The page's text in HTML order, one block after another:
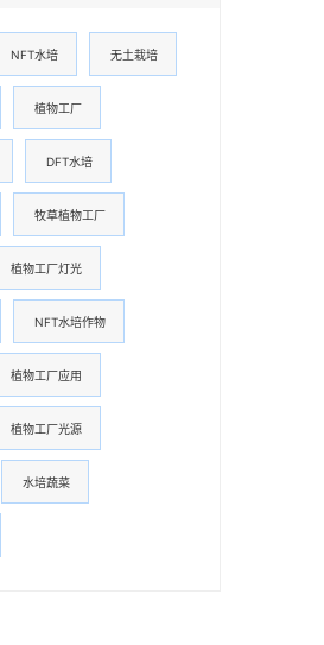
NFT水培 无土栽培
植物工厂
DFT水培
牧草植物工厂
植物工厂灯光
NFT水培作物
植物工厂应用
植物工厂光源
水培蔬菜